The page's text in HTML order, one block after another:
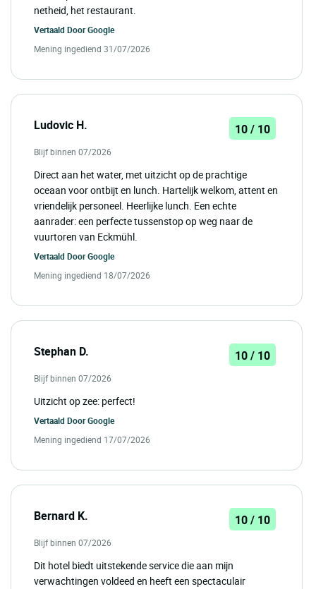
netheid, het restaurant.
Vertaald DoorGoogle
Mening ingediend 31/07/2026
Ludovic H. 10 / 10
Blijf binnen 07/2026
Direct aan het water, met uitzicht op de prachtige
oceaan voor ontbijt en lunch. Hartelijk welkom, attent en
vriendelijk personeel. Heerlijke lunch. Een echte
aanrader: een perfecte tussenstop op weg naar de
vuurtoren van Eckmühl.
Vertaald DoorGoogle
Mening ingediend 18/07/2026
Stephan D. 10 / 10
Blijf binnen 07/2026
Uitzicht op zee: perfect!
Vertaald DoorGoogle
Mening ingediend 17/07/2026
Bernard K. 10 / 10
Blijf binnen 07/2026
Dit hotel biedt uitstekende service die aan mijn
verwachtingen voldeed en heeft een spectaculair